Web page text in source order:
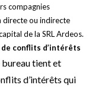
compagnies
directe ou indirecte
de la SRL Ardeos.
conflits d’intérêts
tient et
d’intérêts qui